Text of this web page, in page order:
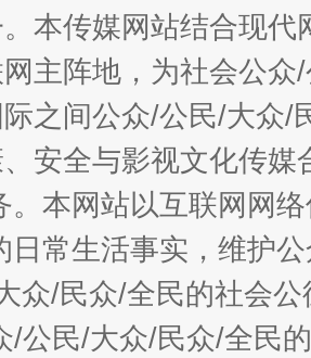
本传媒网站结合现
主阵地，为社会公
之间公众/公民/大众/
安全与影视文化传
。本网站以互联网网
日常生活事实，维护
众/民众/全民的社会公
/公民/大众/民众/全民